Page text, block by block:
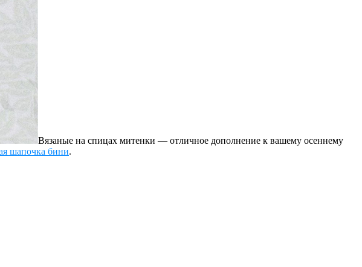
Вязаные на спицах митенки — отличное дополнение к вашему осеннему
шапочка бини.